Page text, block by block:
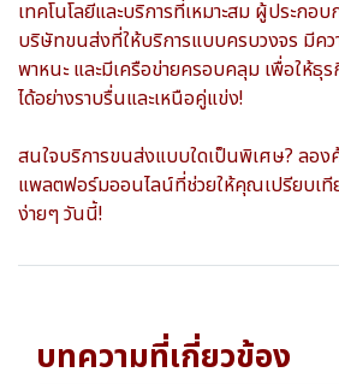
เทคโนโลยีและบริการที่เหมาะสม ผู้ประกอ
บริษัทขนส่งที่ให้บริการแบบครบวงจร มีคว
พาหนะ และมีเครือข่ายครอบคลุม เพื่อให้
ได้อย่างราบรื่นและเหนือคู่แข่ง!
สนใจบริการขนส่งแบบใดเป็นพิเศษ? ลอ
แพลตฟอร์มออนไลน์ที่ช่วยให้คุณเปรียบเทีย
ง่ายๆ วันนี้!
บทความที่เกี่ยวข้อง